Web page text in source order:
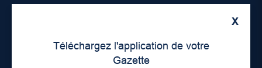
X
Téléchargez l'application de votre
Gazette
Déontologie et confidentialité